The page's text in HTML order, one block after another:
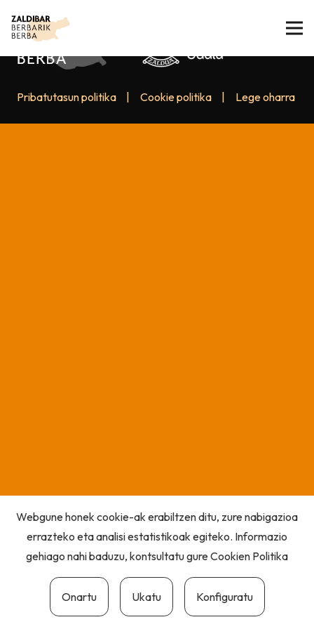
Pribatutasun politika Cookie politika Lege oharra
Webgune honek cookie-ak erabiltzen ditu, zure nabigazioa
errazteko eta analisi estatistikoak egiteko. Informazio
gehiago nahi baduzu, kontsultatu gureCookien Politika
Onartu Ukatu Konfiguratu